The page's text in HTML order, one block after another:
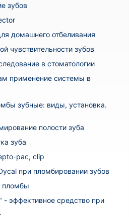
зубов
домашнего отбеливания
чувствительности зубов
в стоматологии
применение системы в
зубные: виды, установка.
полости зуба
зуба
pac, clip
при пломбировании зубов
пломбы
- эффективное средство при